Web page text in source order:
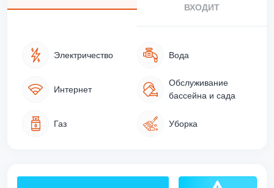
ВХОДИТ
Электричество Вода
Интернет
Обслуживание
бассейна и сада
Газ Уборка